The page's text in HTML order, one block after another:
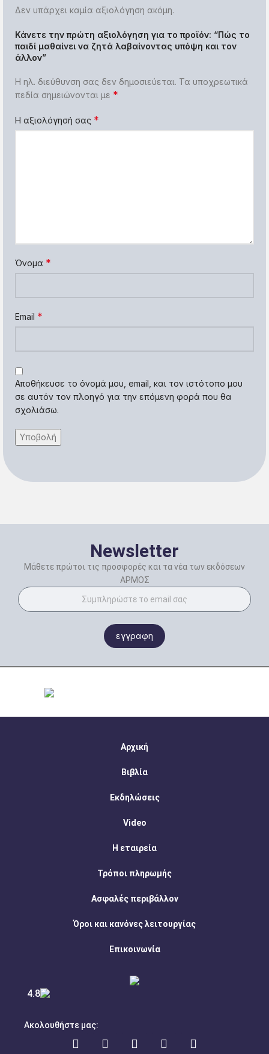
Δεν υπάρχει καμία αξιολόγηση ακόμη.
Κάνετε την πρώτη αξιολόγηση για το προϊόν: “Πώς το
παιδί μαθαίνει να ζητά λαβαίνοντας υπόψη και τον
άλλον”
Η ηλ. διεύθυνση σας δεν δημοσιεύεται. Τα υποχρεωτικά
πεδία σημειώνονται με *
Η αξιολόγησή σας *
Όνομα *
Email *
Αποθήκευσε το όνομά μου, email, και τον ιστότοπο μου
σε αυτόν τον πλοηγό για την επόμενη φορά που θα
σχολιάσω.
Newsletter
Μάθετε πρώτοι τις προσφορές και τα νέα των εκδόσεων
ΑΡΜΟΣ
εγγραφη
4.8
Αρχική
Βιβλία
Εκδηλώσεις
Video
Η εταιρεία
Τρόποι πληρωμής
Ασφαλές περιβάλλον
Όροι και κανόνες λειτουργίας
Επικοινωνία
Ακολουθήστε μας: